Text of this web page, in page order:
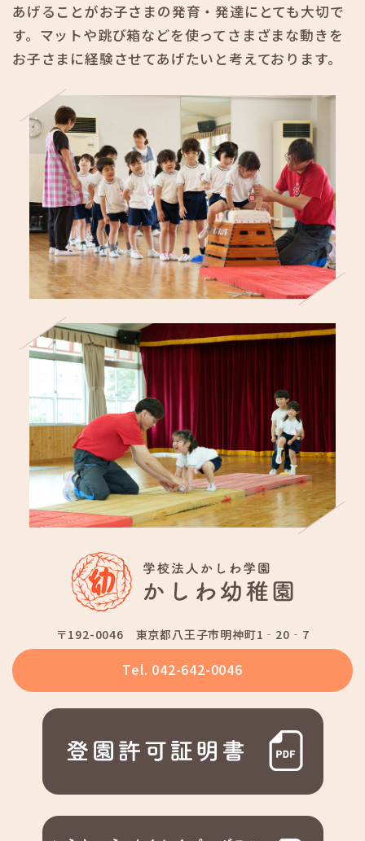
あげることがお子さまの発育・発達にとても大切で
す。マットや跳び箱などを使ってさまざまな動きを
お子さまに経験させてあげたいと考えております。
〒192-0046 東京都八王子市明神町1‐20‐7
Tel. 042-642-0046